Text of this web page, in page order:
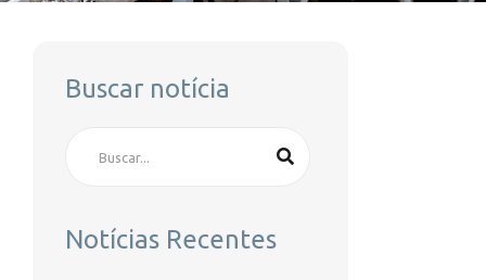
Buscar notícia
Notícias Recentes